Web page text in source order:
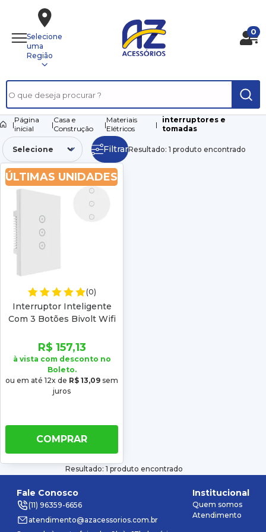
Selecione
uma
Região
0
|Página
inicial
|Casa e
Construção
|Materiais
Elétricos
|
interruptores e
tomadas
Resultado: 1 produto encontrado
Filtrar
ÚLTIMAS UNIDADES
(0)
Interruptor Inteligente
Com 3 Botões Bivolt Wifi
R$ 157,13
à vista com desconto no
Boleto.
ou em até 12x de R$ 13,09 sem
juros
COMPRAR
Resultado: 1 produto encontrado
Fale Conosco
(11) 96359-6656
atendimento@azacessorios.com.br
Institucional
Quem somos
Atendimento